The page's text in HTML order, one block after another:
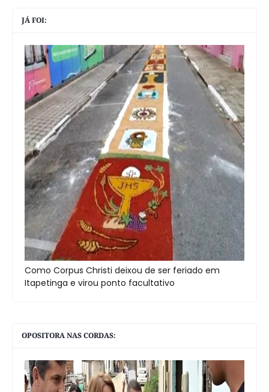
JÁ FOI:
Como Corpus Christi deixou de ser feriado em
Itapetinga e virou ponto facultativo
OPOSITORA NAS CORDAS: